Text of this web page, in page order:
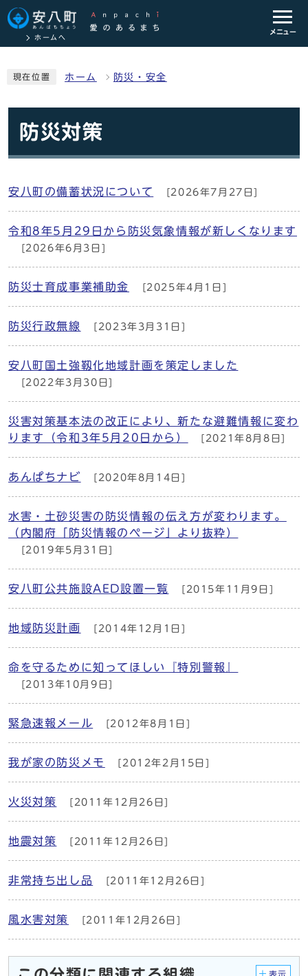
ホームへ
メニュー
現在位置 ホーム 防災・安全
防災対策
安八町の備蓄状況について [2026年7月27日]
令和8年5月29日から防災気象情報が新しくなります
[2026年6月3日]
防災士育成事業補助金 [2025年4月1日]
防災行政無線 [2023年3月31日]
安八町国土強靱化地域計画を策定しました
[2022年3月30日]
災害対策基本法の改正により、新たな避難情報に変わ
ります（令和3年5月20日から）
[2021年8月8日]
あんぱちナビ [2020年8月14日]
水害・土砂災害の防災情報の伝え方が変わります。
（内閣府「防災情報のページ」より抜粋）
[2019年5月31日]
安八町公共施設AED設置一覧 [2015年11月9日]
地域防災計画 [2014年12月1日]
命を守るために知ってほしい『特別警報』
[2013年10月9日]
緊急速報メール [2012年8月1日]
我が家の防災メモ [2012年2月15日]
火災対策 [2011年12月26日]
地震対策 [2011年12月26日]
非常持ち出し品 [2011年12月26日]
風水害対策 [2011年12月26日]
表示